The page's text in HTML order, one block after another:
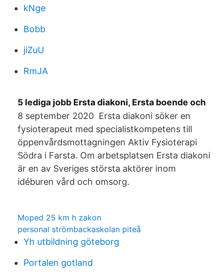
kNge
Bobb
jiZuU
RmJA
5 lediga jobb Ersta diakoni, Ersta boende och
8 september 2020 Ersta diakoni söker en
fysioterapeut med specialistkompetens till
öppenvårdsmottagningen Aktiv Fysioterapi
Södra i Farsta. Om arbetsplatsen Ersta diakoni
är en av Sveriges största aktörer inom
idéburen vård och omsorg.
Moped 25 km h zakon
personal strömbackaskolan piteå
Yh utbildning göteborg
Portalen gotland